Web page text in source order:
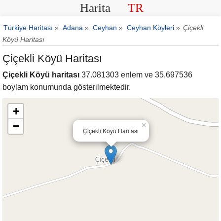
Harita TR
Türkiye Haritası » Adana » Ceyhan » Ceyhan Köyleri » Çiçekli
Köyü Haritası
Çiçekli Köyü Haritası
Çiçekli Köyü haritası 37.081303 enlem ve 35.697536
boylam konumunda gösterilmektedir.
Çiçekli Köyü Haritası
×
+
−